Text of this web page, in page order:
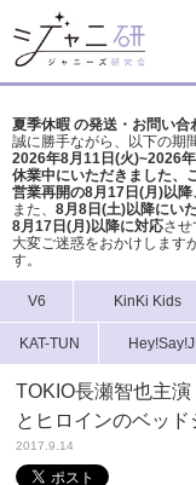
夏季休暇 の発送・お問い合
誠に勝手ながら、以下の期
2026年8月11日(火)~2026
休業中にいただきました、
営業再開の8月17日(月)以
また、 8月8日(土)以降にい
8月17日(月)以降に対応させ
大変ご迷惑をおかけしますが
す。
V6 KinKi Kids
KAT-TUN
TOKIO長瀬智也主
とヒロインのベッド
2017.9.14